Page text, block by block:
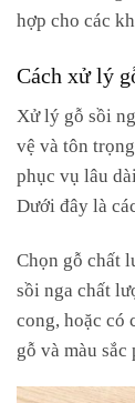
hợp cho các
Cách xử lý
Xử lý gỗ sồi
vệ và tôn
phục vụ lâu
Dưới đây là
Chọn gỗ chất
sồi nga chất
cong, hoặc có
gỗ và màu sắc